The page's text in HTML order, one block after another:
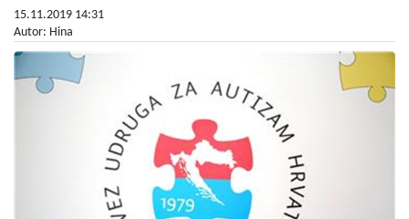
15.11.2019 14:31
Autor: Hina